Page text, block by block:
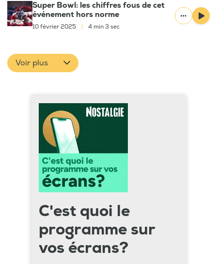
Super Bowl: les chiffres fous de cet
événement hors norme
10 février 2025 4 min 3 sec
Voir plus
C'est quoi le
programme sur
vos écrans?